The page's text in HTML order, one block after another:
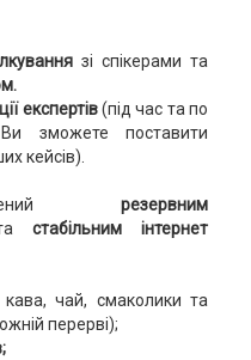
зі спікерами та
експертів(під час та по
зможете поставити
кейсів).
резервним
стабільним інтернет
кава, чай, смаколики та
перерві);